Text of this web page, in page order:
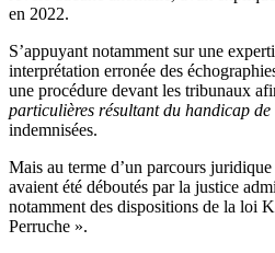
en 2022.
S’appuyant notamment sur une
interprétation erronée des
une procédure devant les tribunaux
particulières résultant du handicap de
indemnisées.
Mais au terme d’un parcours
avaient été déboutés par la justice
notamment des dispositions de la loi
Perruche ».